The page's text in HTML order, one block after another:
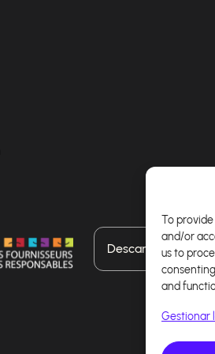
To
and/or
us to
and
Gestionar
Descarga nuestra